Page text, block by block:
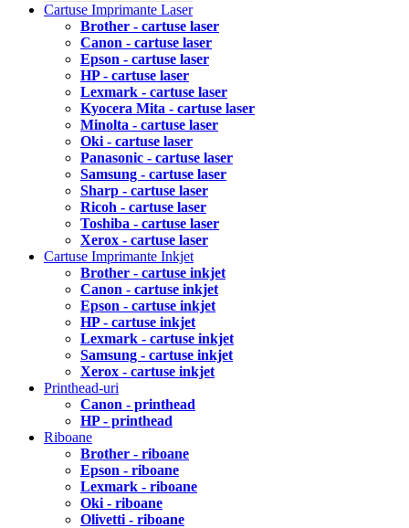
Cartuse Imprimante Laser
Brother - cartuse laser
Canon - cartuse laser
Epson - cartuse laser
HP - cartuse laser
Lexmark - cartuse laser
Kyocera Mita - cartuse laser
Minolta - cartuse laser
Oki - cartuse laser
Panasonic - cartuse laser
Samsung - cartuse laser
Sharp - cartuse laser
Ricoh - cartuse laser
Toshiba - cartuse laser
Xerox - cartuse laser
Cartuse Imprimante Inkjet
Brother - cartuse inkjet
Canon - cartuse inkjet
Epson - cartuse inkjet
HP - cartuse inkjet
Lexmark - cartuse inkjet
Samsung - cartuse inkjet
Xerox - cartuse inkjet
Printhead-uri
Canon - printhead
HP - printhead
Riboane
Brother - riboane
Epson - riboane
Lexmark - riboane
Oki - riboane
Olivetti - riboane